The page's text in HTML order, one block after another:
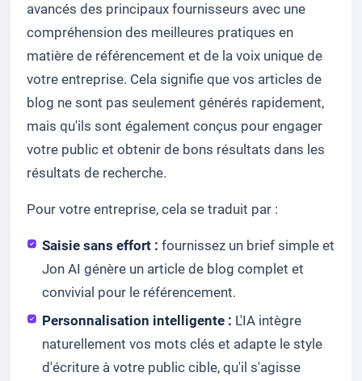
avancés des principaux fournisseurs avec une
compréhension des meilleures pratiques en
matière de référencement et de la voix unique de
votre entreprise. Cela signifie que vos articles de
blog ne sont pas seulement générés rapidement,
mais qu'ils sont également conçus pour engager
votre public et obtenir de bons résultats dans les
résultats de recherche.
Pour votre entreprise, cela se traduit par :
Saisie sans effort : fournissez un brief simple et
Jon AI génère un article de blog complet et
convivial pour le référencement.
Personnalisation intelligente : L'IA intègre
naturellement vos mots clés et adapte le style
d'écriture à votre public cible, qu'il s'agisse